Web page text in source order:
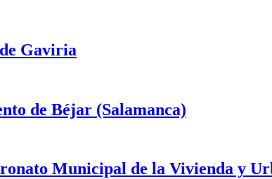
Gaviria
de Béjar (Salamanca)
Municipal de la Vivienda y